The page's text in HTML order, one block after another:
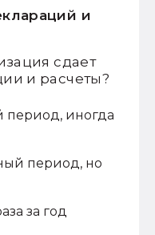
и
сдает
и расчеты?
период, иногда
период, но
за год